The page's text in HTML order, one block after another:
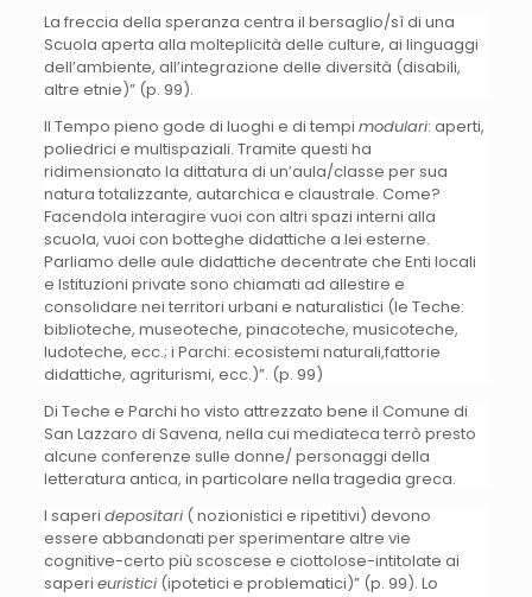
La freccia della speranza centra il bersaglio/sì di una
Scuola aperta alla molteplicità delle culture, ai linguaggi
dell’ambiente, all’integrazione delle diversità (disabili,
altre etnie)” (p. 99).
Il Tempo pieno gode di luoghi e di tempi modulari: aperti,
poliedrici e multispaziali. Tramite questi ha
ridimensionato la dittatura di un’aula/classe per sua
natura totalizzante, autarchica e claustrale. Come?
Facendola interagire vuoi con altri spazi interni alla
scuola, vuoi con botteghe didattiche a lei esterne.
Parliamo delle aule didattiche decentrate che Enti locali
e Istituzioni private sono chiamati ad allestire e
consolidare nei territori urbani e naturalistici (le Teche:
biblioteche, museoteche, pinacoteche, musicoteche,
ludoteche, ecc.; i Parchi: ecosistemi naturali,fattorie
didattiche, agriturismi, ecc.)”. (p. 99)
Di Teche e Parchi ho visto attrezzato bene il Comune di
San Lazzaro di Savena, nella cui mediateca terrò presto
alcune conferenze sulle donne/ personaggi della
letteratura antica, in particolare nella tragedia greca.
I saperi depositari( nozionistici e ripetitivi) devono
essere abbandonati per sperimentare altre vie
cognitive-certo più scoscese e ciottolose-intitolate ai
saperi euristici(ipotetici e problematici)” (p. 99). Lo